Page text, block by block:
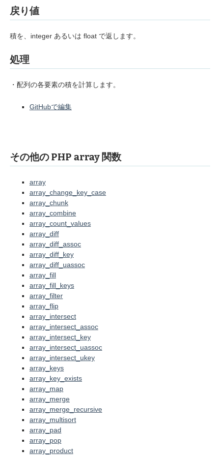
戻り値
積を、integer あるいは float で返します。
処理
・配列の各要素の積を計算します。
GitHubで編集
その他の PHP array 関数
array
array_change_key_case
array_chunk
array_combine
array_count_values
array_diff
array_diff_assoc
array_diff_key
array_diff_uassoc
array_fill
array_fill_keys
array_filter
array_flip
array_intersect
array_intersect_assoc
array_intersect_key
array_intersect_uassoc
array_intersect_ukey
array_keys
array_key_exists
array_map
array_merge
array_merge_recursive
array_multisort
array_pad
array_pop
array_product